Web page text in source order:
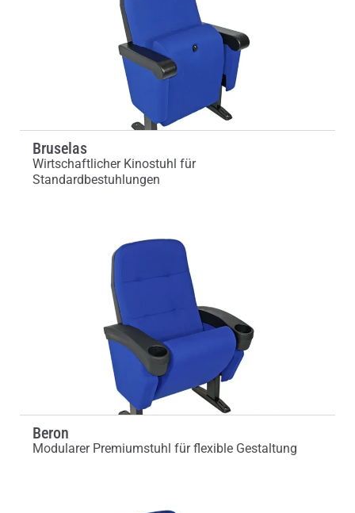
Bruselas
Wirtschaftlicher Kinostuhl für
Standardbestuhlungen
Beron
Modularer Premiumstuhl für flexible Gestaltung